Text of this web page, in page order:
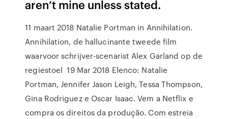
aren’t mine unless stated.
11 maart 2018 Natalie Portman in Annihilation.
Annihilation, de hallucinante tweede film
waarvoor schrijver-scenarist Alex Garland op de
regiestoel 19 Mar 2018 Elenco: Natalie
Portman, Jennifer Jason Leigh, Tessa Thompson,
Gina Rodriguez e Oscar Isaac. Vem a Netflix e
compra os direitos da produção. Com estreia